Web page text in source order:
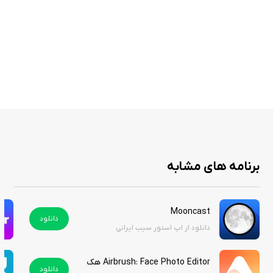
برنامه های مشابه
Mooncast
دانلود از اپ استور سیب ایرانی
دانلود
Airbrush: Face Photo Editor هک شده
دانلود